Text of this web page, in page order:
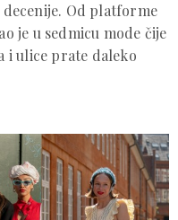
Od platforme
je u sedmicu mode čije
i ulice prate daleko